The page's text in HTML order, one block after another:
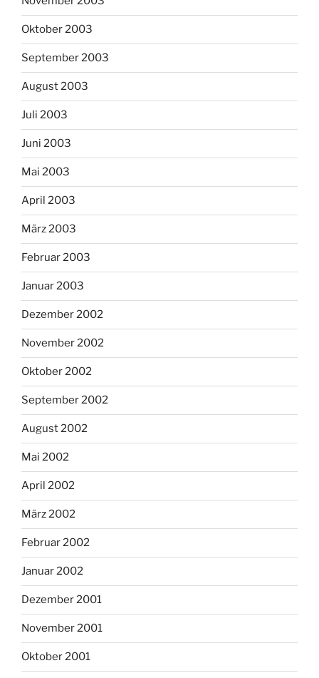
Oktober 2003
September 2003
August 2003
Juli 2003
Juni 2003
Mai 2003
April 2003
März 2003
Februar 2003
Januar 2003
Dezember 2002
November 2002
Oktober 2002
September 2002
August 2002
Mai 2002
April 2002
März 2002
Februar 2002
Januar 2002
Dezember 2001
November 2001
Oktober 2001